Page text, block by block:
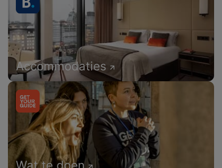
Accommodaties